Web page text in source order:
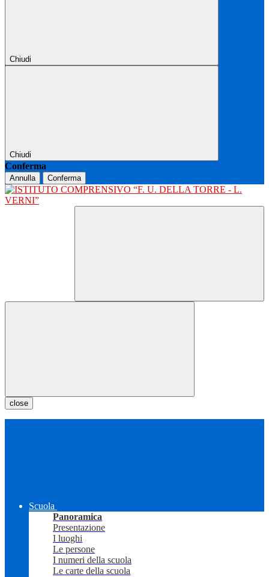
Chiudi
Chiudi
Conferma
Annulla Conferma
close
Scuola
Panoramica
Presentazione
I luoghi
Le persone
I numeri della scuola
Le carte della scuola